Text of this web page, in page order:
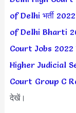
of Delhi भर्ती 2022
of Delhi Bharti
Court Jobs 2022
Higher Judicial
Court Group C
देखें।